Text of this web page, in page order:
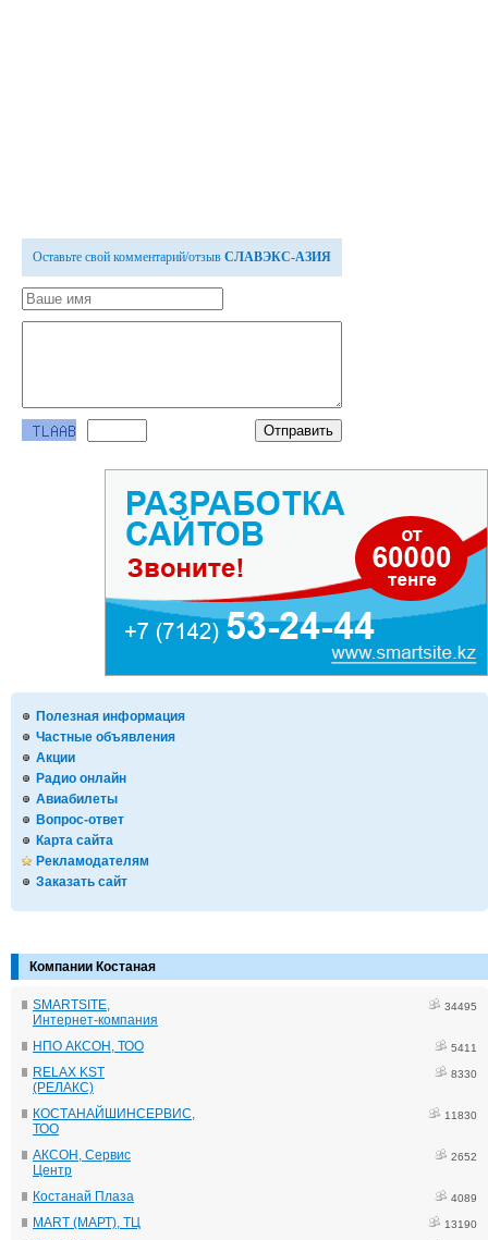
Полезная информация
Частные объявления
Акции
Радио онлайн
Авиабилеты
Вопрос-ответ
Карта сайта
Рекламодателям
Заказать сайт
Компании Костаная
SMARTSITE,
Интернет-компания
34495
НПО АКСОН, ТОО 5411
RELAX KST
(РЕЛАКС)
8330
КОСТАНАЙШИНСЕРВИС,
ТОО
11830
АКСОН, Сервис
Центр
2652
Костанай Плаза 4089
MART (МАРТ), ТЦ 13190
Оставьте свой комментарий/отзыв СЛАВЭКС-АЗИЯ